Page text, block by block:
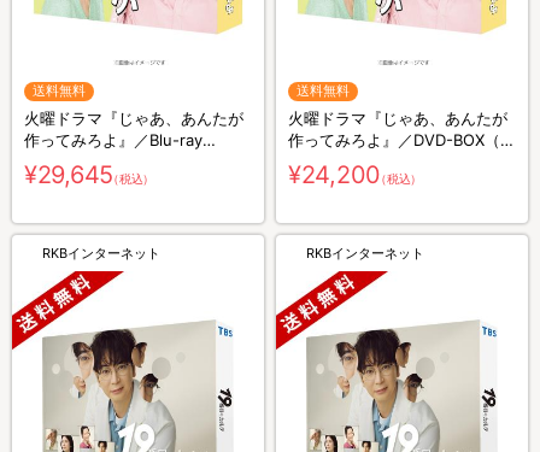
送料無料
火曜ドラマ『じゃあ、あんたが
作ってみろよ』／Blu-ray
BOX（送料無料・3枚組）
¥29,645（税込）
送料無料
火曜ドラマ『じゃあ、あんたが
作ってみろよ』／DVD-BOX（送
料無料・6枚組）
¥24,200（税込）
RKBインターネット RKBインターネット